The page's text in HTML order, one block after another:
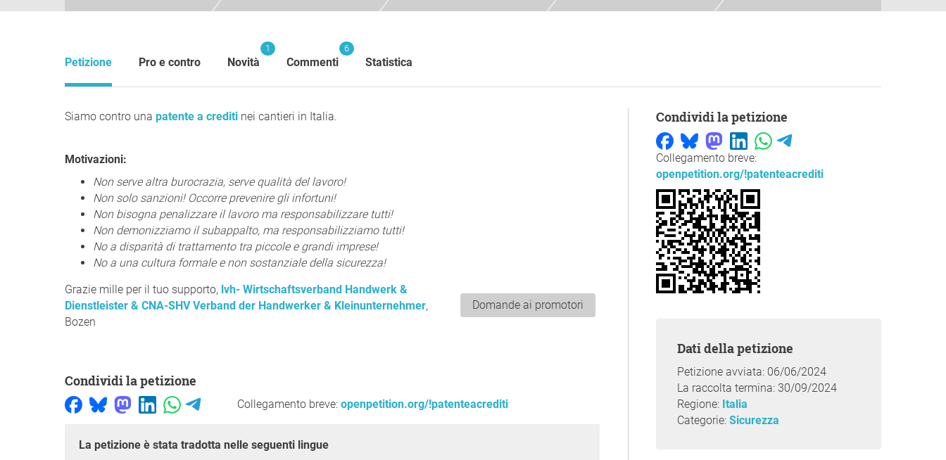
Petizione Pro e contro Novità
1
Commenti
6
Statistica
Siamo contro una patente a crediti nei cantieri in Italia.
Motivazioni:
Non serve altra burocrazia, serve qualità del lavoro!
Non solo sanzioni! Occorre prevenire gli infortuni!
Non bisogna penalizzare il lavoro ma responsabilizzare tutti!
Non demonizziamo il subappalto, ma responsabilizziamo tutti!
No a disparità di trattamento tra piccole e grandi imprese!
No a una cultura formale e non sostanziale della sicurezza!
Grazie mille per il tuo supporto, lvh- Wirtschaftsverband Handwerk &
Dienstleister & CNA-SHV Verband der Handwerker & Kleinunternehmer,
Bozen
Domande ai promotori
Condividi la petizione
Collegamento breve: openpetition.org/!patenteacrediti
La petizione è stata tradotta nelle seguenti lingue
Condividi la petizione
Collegamento breve:
openpetition.org/!patenteacrediti
Dati della petizione
Petizione avviata: 06/06/2024
La raccolta termina: 30/09/2024
Regione: Italia
Categorie: Sicurezza